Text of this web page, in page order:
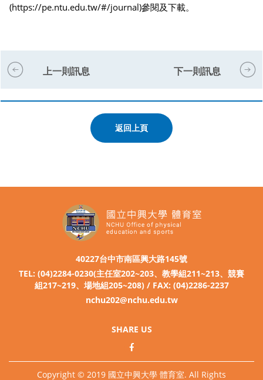
(https://pe.ntu.edu.tw/#/journal)參閱及下載。
上一則訊息 下一則訊息
返回上頁
40227台中市南區興大路145號
TEL: (04)2284-0230(主任室202~203、教學組211~213、競賽
組217~219、場地組205~208) / FAX: (04)2286-2237
nchu202@nchu.edu.tw
SHARE US
Copyright © 2019 國立中興大學 體育室. All Rights